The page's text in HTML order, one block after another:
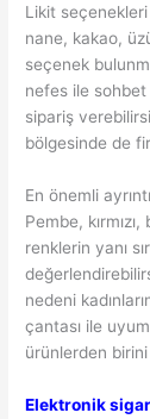
Likit
nane, kakao,
seçenek
nefes ile
sipariş
bölgesinde de
En önemli
Pembe,
renklerin yanı
nedeni
çantası ile
ürünlerden
Elektronik